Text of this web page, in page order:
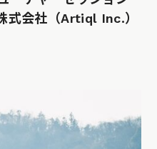
式会社（Artiql Inc.）